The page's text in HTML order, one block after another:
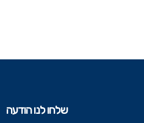
שלחו לנו הודעה